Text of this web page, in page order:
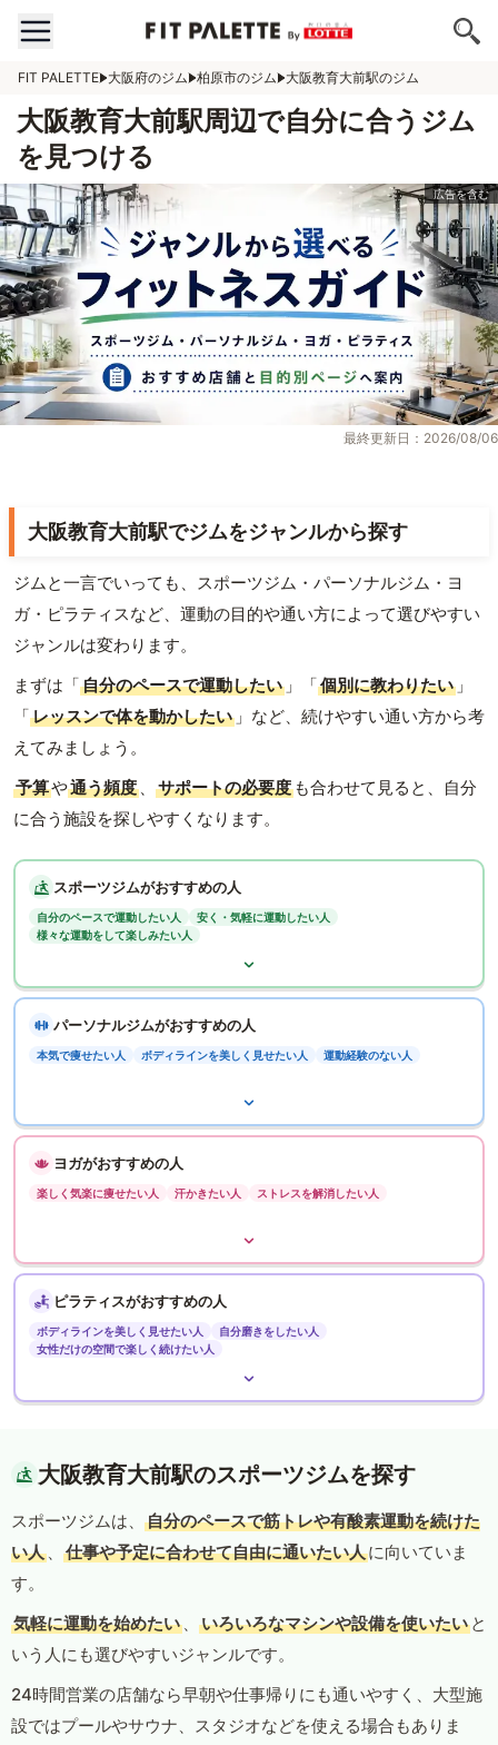
FIT PALETTE 大阪府のジム 柏原市のジム 大阪教育大前駅のジム
大阪教育大前駅周辺で自分に合うジム
を見つける
最終更新日：2026/08/06
大阪教育大前駅でジムをジャンルから探す
ジムと一言でいっても、スポーツジム・パーソナルジム・ヨ
ガ・ピラティスなど、運動の目的や通い方によって選びやすい
ジャンルは変わります。
まずは「自分のペースで運動したい 」「個別に教わりたい 」
「レッスンで体を動かしたい 」など、続けやすい通い方から考
えてみましょう。
予算や通う頻度 、 サポートの必要度 も合わせて見ると、自分
に合う施設を探しやすくなります。
スポーツジムがおすすめの人
自分のペースで運動したい人
安く・気軽に運動したい人
様々な運動をして楽しみたい人
パーソナルジムがおすすめの人
本気で痩せたい人 ボディラインを美しく見せたい人 運動経験のない人
ヨガがおすすめの人
楽しく気楽に痩せたい人 汗かきたい人 ストレスを解消したい人
ピラティスがおすすめの人
ボディラインを美しく見せたい人
自分磨きをしたい人
女性だけの空間で楽しく続けたい人
大阪教育大前駅のスポーツジムを探す
スポーツジムは、
自分のペースで筋トレや有酸素運動を続けた
い人 、 仕事や予定に合わせて自由に通いたい人に向いていま
す。
気軽に運動を始めたい 、 いろいろなマシンや設備を使いたい と
いう人にも選びやすいジャンルです。
24時間営業の店舗なら早朝や仕事帰りにも通いやすく、大型施
設ではプールやサウナ、スタジオなどを使える場合もありま